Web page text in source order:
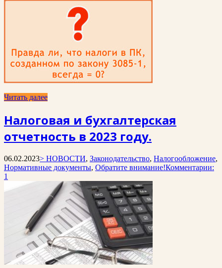
Читать далее
Налоговая и бухгалтерская
отчетность в 2023 году.
06.02.2023> НОВОСТИ, Законодательство, Налогообложение,
Нормативные документы, Обратите внимание!Комментарии:
1